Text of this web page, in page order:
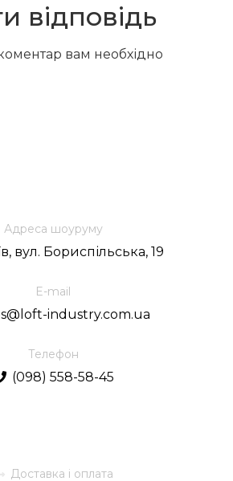
відповідь
вам необхідно
Доставка і оплата
Телефон
(098) 558-58-45
Адреса шоуруму
вул. Бориспільська, 19
E-mail
industry.com.ua